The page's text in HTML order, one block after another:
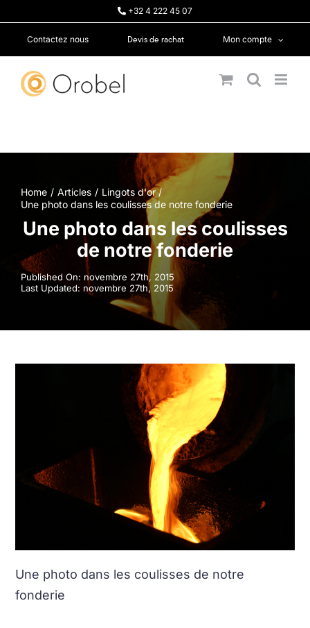
+32 4 222 45 07
Contactez nous Devis de rachat Mon compte
Home Articles
Lingots d'or
Une photo dans les coulisses de notre fonderie
Une photo dans les coulisses
de notre fonderie
Published On: novembre 27th, 2015
Last Updated: novembre 27th, 2015
Une photo dans les coulisses de notre
fonderie